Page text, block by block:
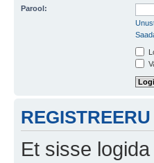
Parool:
REGISTREERU
Et sisse